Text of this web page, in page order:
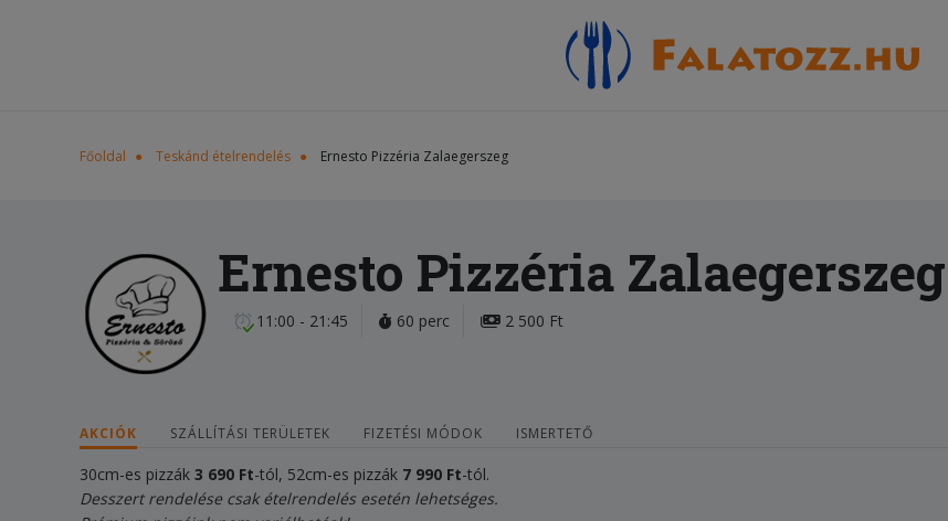
Főoldal Teskánd ételrendelés Ernesto Pizzéria Zalaegerszeg
Ernesto Pizzéria Zalaegerszeg
11:00 - 21:45 60 perc 2 500 Ft
AKCIÓK SZÁLLÍTÁSI TERÜLETEK FIZETÉSI MÓDOK ISMERTETŐ
30cm-es pizzák 3 690 Ft-tól, 52cm-es pizzák 7 990 Ft-tól.
Desszert rendelése csak ételrendelés esetén lehetséges.